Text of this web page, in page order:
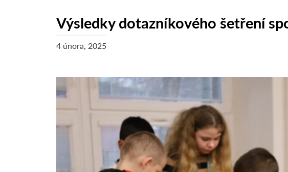
Výsledky dotazníkového šetření
4 února, 2025